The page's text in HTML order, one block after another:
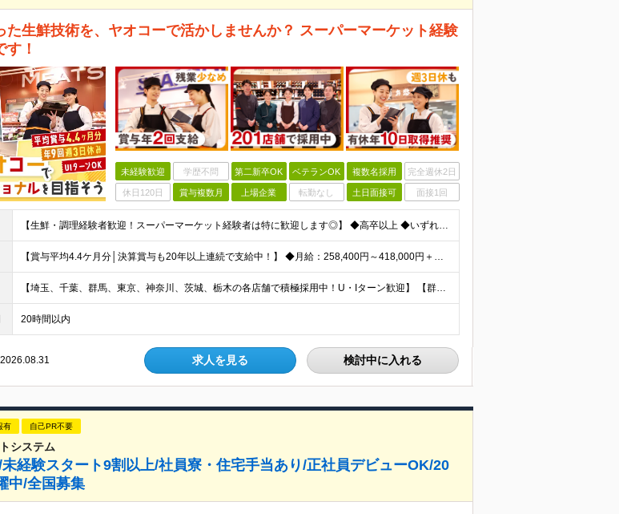
た生鮮技術を、ヤオコーで活かしませんか？ スーパーマーケット経験
！
未経験歓迎 学歴不問 第二新卒OK ベテランOK 複数名採用 完全週休2日
休日120日 賞与複数月 上場企業 転勤なし 土日面接可 面接1回
【生鮮・調理経験者歓迎！スーパーマーケット経験者は特に歓迎します◎】 ◆高卒以上 ◆いずれかのご経験をお持ちの方 ・スーパーの生鮮売場（鮮魚・精肉・青果）での勤務経験がある方 ・鮮魚専門店や精肉専門店
【賞与平均4.4ケ月分│決算賞与も20年以上連続で支給中！】 ◆月給：258,400円～418,000円＋残業代＋各種手当 ※給与は前職での経験、スキルを考慮し、決定します ※残業代は全額支給します
【埼玉、千葉、群馬、東京、神奈川、茨城、栃木の各店舗で積極採用中！U・Iターン歓迎】 【群馬県】 安中/伊勢崎/太田/桐生/高崎/館林/富岡/ 中之条/藤岡/前橋 【茨城県】 古河/取手/竜ヶ崎
20時間以内
2026.08.31 求人を見る 検討中に入れる
有 自己PR不要
システム
経験スタート9割以上/社員寮・住宅手当あり/正社員デビューOK/20
中/全国募集